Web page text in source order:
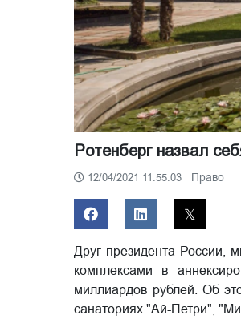
Ротенберг назвал
12/04/2021 11:55:03 Право
Друг президента России,
комплексами в
миллиардов рублей. Об
санаториях "Ай-Петри",